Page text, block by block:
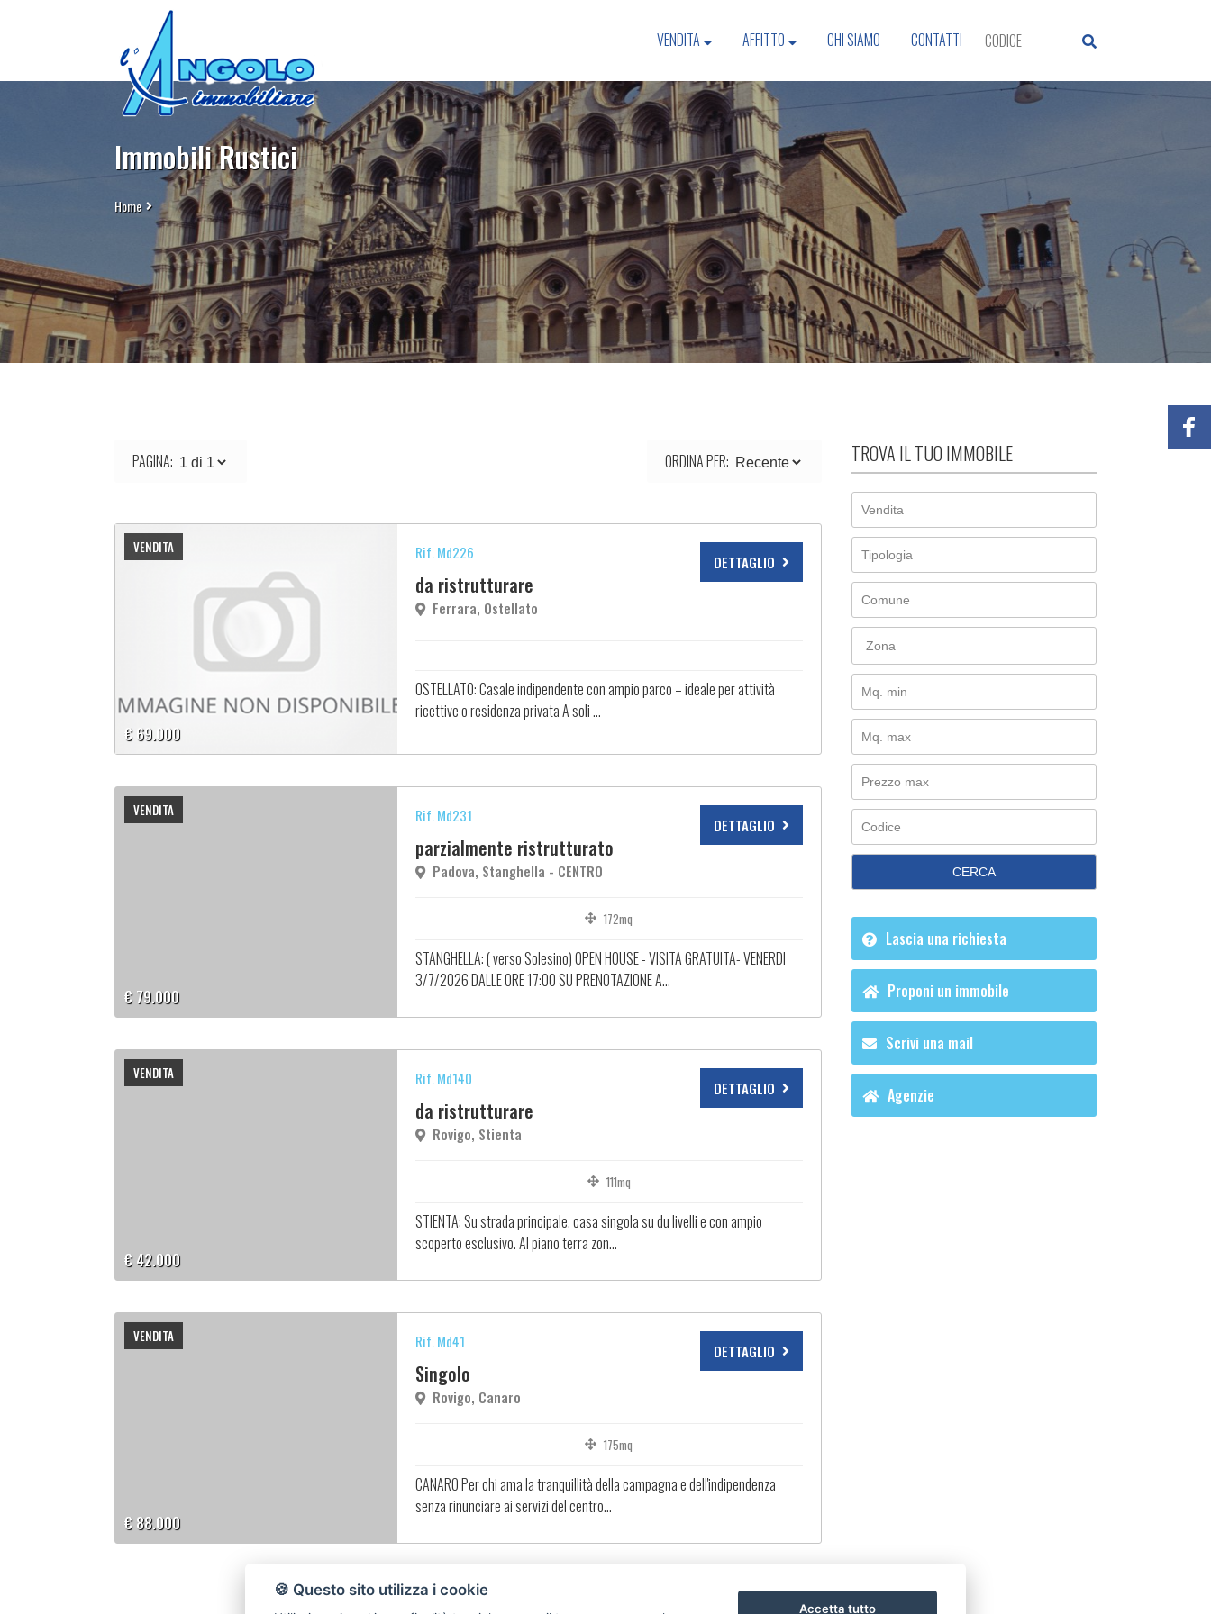
VENDITA AFFITTO CHI SIAMO CONTATTI
Immobili Rustici
Home
PAGINA: ORDINA PER:
VENDITA
€ 69.000
Rif. Md226
da ristrutturare
Ferrara, Ostellato
DETTAGLIO
OSTELLATO: Casale indipendente con ampio parco – ideale per attività
ricettive o residenza privata A soli ...
VENDITA
€ 79.000
Rif. Md231
parzialmente ristrutturato
Padova, Stanghella - CENTRO
DETTAGLIO
172mq
STANGHELLA: ( verso Solesino) OPEN HOUSE - VISITA GRATUITA- VENERDI
3/7/2026 DALLE ORE 17:00 SU PRENOTAZIONE A...
VENDITA
€ 42.000
Rif. Md140
da ristrutturare
Rovigo, Stienta
DETTAGLIO
111mq
STIENTA: Su strada principale, casa singola su du livelli e con ampio
scoperto esclusivo. Al piano terra zon...
VENDITA
€ 88.000
Rif. Md41
Singolo
Rovigo, Canaro
DETTAGLIO
175mq
CANARO Per chi ama la tranquillità della campagna e dell'indipendenza
senza rinunciare ai servizi del centro...
1
TROVA IL TUO IMMOBILE
Zona
CERCA
Lascia una richiesta
Proponi un immobile
Scrivi una mail
Agenzie
🍪 Questo sito utilizza i cookie
Accetta tutto